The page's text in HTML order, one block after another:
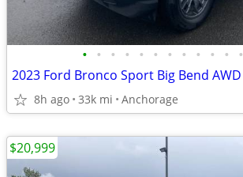
• • • • • • • • • • • •
2023 Ford Bronco Sport Big Bend AWD
8h ago 33k mi Anchorage
$20,999